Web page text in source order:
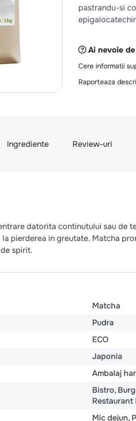
pastrandu-si
Ai nevoie
Cere informatii
Raporteaza
Ingrediente Review-uri
datorita continutului sau de
pierderea in greutate. Matcha
spirit.
Matcha
Pudra
ECO
Japonia
Ambalaj
Bistro
Restaurant
Mic dejun